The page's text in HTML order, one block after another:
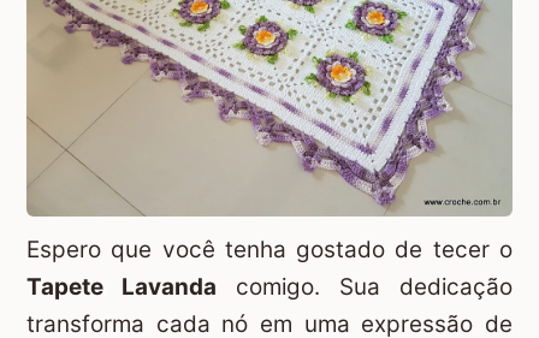
Espero que você tenha gostado de tecer o
Tapete Lavanda comigo. Sua dedicação
transforma cada nó em uma expressão de